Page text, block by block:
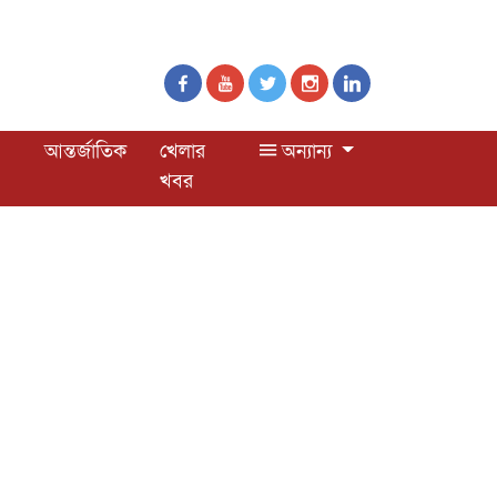
আন্তর্জাতিক
খেলার
খবর
অন্যান্য